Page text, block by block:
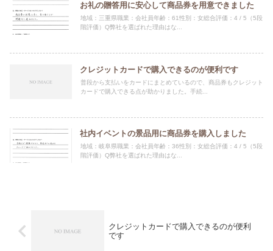
お礼の贈答用に安心して商品券を用意できました
地域：三重県職業：会社員年齢：61性別：女総合評価：4 / 5（5段
階評価）Q弊社を選ばれた理由はな...
クレジットカードで購入できるのが便利です
普段から支払いをカードにまとめているので、商品券もクレジット
カードで購入できる点が助かりました。手続...
社内イベントの景品用に商品券を購入しました
地域：岐阜県職業：会社員年齢：36性別：女総合評価：4 / 5（5段
階評価）Q弊社を選ばれた理由はな...
クレジットカードで購入できるのが便利
です